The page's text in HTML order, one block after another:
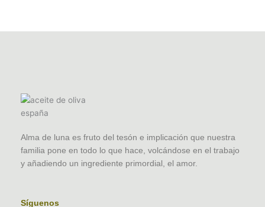
Alma de luna es fruto del tesón e implicación que nuestra
familia pone en todo lo que hace, volcándose en el trabajo
y añadiendo un ingrediente primordial, el amor.
Síguenos